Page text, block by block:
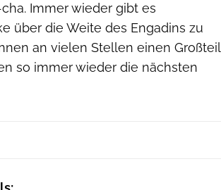
Immer wieder gibt es
über die Weite des Engadins zu
an vielen Stellen einen Großteil
so immer wieder die nächsten